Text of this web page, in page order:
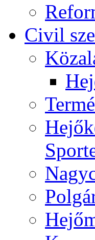
Civil